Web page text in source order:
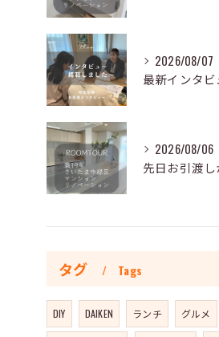
2026/08/07
2026/08/06
タグ Tags
DIY DAIKEN ランチ グルメ